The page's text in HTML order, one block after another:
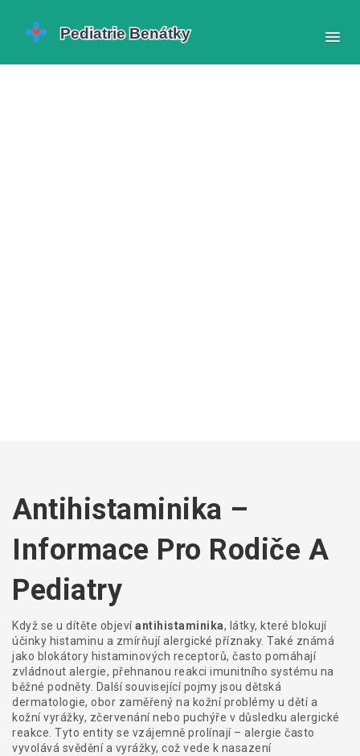
Antihistaminika –
Informace Pro Rodiče A
Pediatry
Když se u dítěte objevíantihistaminika, látky, které blokují
účinky histaminu a zmírňují alergické příznaky. Také známá
jako blokátory histaminových receptorů, často pomáhají
zvládnout alergie, přehnanou reakci imunitního systému na
běžné podněty. Další související pojmy jsou dětská
dermatologie, obor zaměřený na kožní problémy u dětía
kožní vyrážky, zčervenání nebo puchýře v důsledku alergické
reakce . Tyto entity se vzájemně prolínají – alergie často
vyvolává svědění a vyrážky, což vede k nasazení